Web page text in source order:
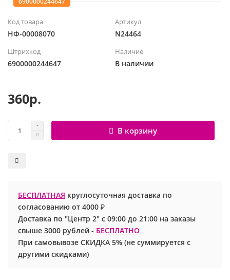
Фольгированные шары
Ходячие шары
Для девочек
Для мальчиков
Маме
23 февраля
День Святого Валентина
Хэллоуин
Майнкрафт
Маша и медведь
Ми-ми-мишки
Покемон
Принцессы
Роблокс
Код товара
НФ-00008070
Артикул
N24464
Штрихкод
6900000244647
Наличие
В наличии
360р.
В корзину
БЕСПЛАТНАЯ круглосуточная доставка по
согласованию от 4000 ₽
Доставка по "Центр 2" с 09:00 до 21:00 на заказы
свыше 3000 рублей - БЕСПЛАТНО
При самовывозе СКИДКА 5% (не суммируется с
другими скидками)